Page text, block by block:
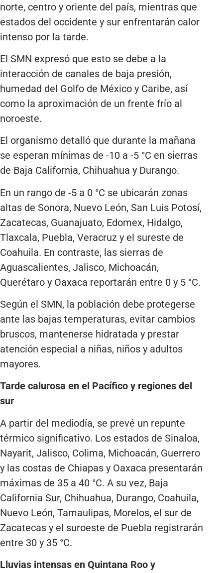
norte, centro y oriente del país, mientras que
estados del occidente y sur enfrentarán calor
intenso por la tarde.
El SMN expresó que esto se debe a la
interacción de canales de baja presión,
humedad del Golfo de México y Caribe, así
como la aproximación de un frente frío al
noroeste.
El organismo detalló que durante la mañana
se esperan mínimas de -10 a -5 °C en sierras
de Baja California, Chihuahua y Durango.
En un rango de -5 a 0 °C se ubicarán zonas
altas de Sonora, Nuevo León, San Luis Potosí,
Zacatecas, Guanajuato, Edomex, Hidalgo,
Tlaxcala, Puebla, Veracruz y el sureste de
Coahuila. En contraste, las sierras de
Aguascalientes, Jalisco, Michoacán,
Querétaro y Oaxaca reportarán entre 0 y 5 °C.
Según el SMN, la población debe protegerse
ante las bajas temperaturas, evitar cambios
bruscos, mantenerse hidratada y prestar
atención especial a niñas, niños y adultos
mayores.
Tarde calurosa en el Pacífico y regiones del
sur
A partir del mediodía, se prevé un repunte
térmico significativo. Los estados de Sinaloa,
Nayarit, Jalisco, Colima, Michoacán, Guerrero
y las costas de Chiapas y Oaxaca presentarán
máximas de 35 a 40 °C. A su vez, Baja
California Sur, Chihuahua, Durango, Coahuila,
Nuevo León, Tamaulipas, Morelos, el sur de
Zacatecas y el suroeste de Puebla registrarán
entre 30 y 35 °C.
Lluvias intensas en Quintana Roo y